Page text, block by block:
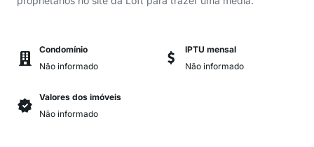
Condomínio
Não informado
IPTU mensal
Não informado
Valores dos imóveis
Não informado